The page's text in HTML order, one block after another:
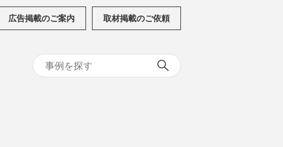
広告掲載のご案内 取材掲載のご依頼